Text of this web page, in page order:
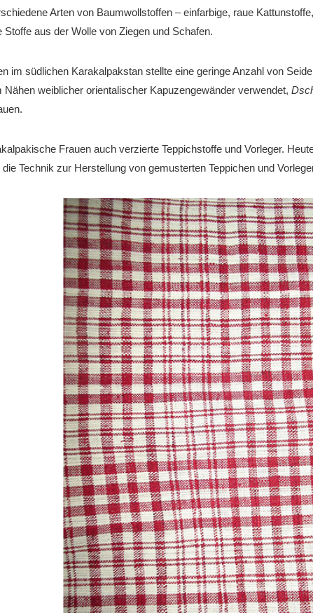
Arten von Baumwollstoffen – einfarbige, raue
aus der Wolle von Ziegen und Schafen.
im südlichen Karakalpakstan stellte eine geringe Anzahl von
weiblicher orientalischer Kapuzengewänder verwendet,
Frauen auch verzierte Teppichstoffe und Vorleger.
Technik zur Herstellung von gemusterten Teppichen und